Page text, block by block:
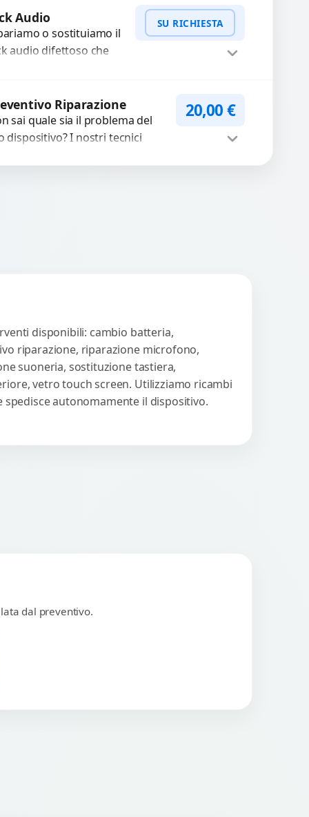
con componenti
WhatsApp
Audio
o sostituiamo il
audio difettoso che
cuffie e
SU RICHIESTA
PreventivoRiparazione
sai quale sia il problema del
dispositivo? I nostri tecnici
20,00€
disponibili: cambio batteria,
riparazione, riparazione microfono,
suoneria, sostituzione tastiera,
vetro touch screen. Utilizziamo ricambi
autonomamente il dispositivo.
dal preventivo.